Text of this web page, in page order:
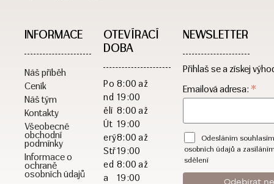
INFORMACE
Náš příběh
Ceník
Náš tým
Kontakty
Všeobecné
obchodní
podmínky
Informace o
ochraně
osobních údajů
OTEVÍRACÍ
DOBA​
Po
nd
ělí
Út
erý
Stř
ed
a
8:00 až
19:00
8:00 až
19:00
8:00 až
19:00
8:00 až
19:00
NEWSLETTER
Přihlaš se a získej
Emailová adresa: *
Odesláním
osobních údajů a
sdělení